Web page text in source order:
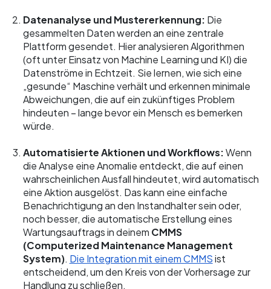
Datenanalyse und Mustererkennung: Die
gesammelten Daten werden an eine zentrale
Plattform gesendet. Hier analysieren Algorithmen
(oft unter Einsatz von Machine Learning und KI) die
Datenströme in Echtzeit. Sie lernen, wie sich eine
„gesunde“ Maschine verhält und erkennen minimale
Abweichungen, die auf ein zukünftiges Problem
hindeuten – lange bevor ein Mensch es bemerken
würde.
Automatisierte Aktionen und Workflows:Wenn
die Analyse eine Anomalie entdeckt, die auf einen
wahrscheinlichen Ausfall hindeutet, wird automatisch
eine Aktion ausgelöst. Das kann eine einfache
Benachrichtigung an den Instandhalter sein oder,
noch besser, die automatische Erstellung eines
Wartungsauftrags in deinem CMMS
(Computerized Maintenance Management
System). Die Integration mit einem CMMSist
entscheidend, um den Kreis von der Vorhersage zur
Handlung zu schließen.